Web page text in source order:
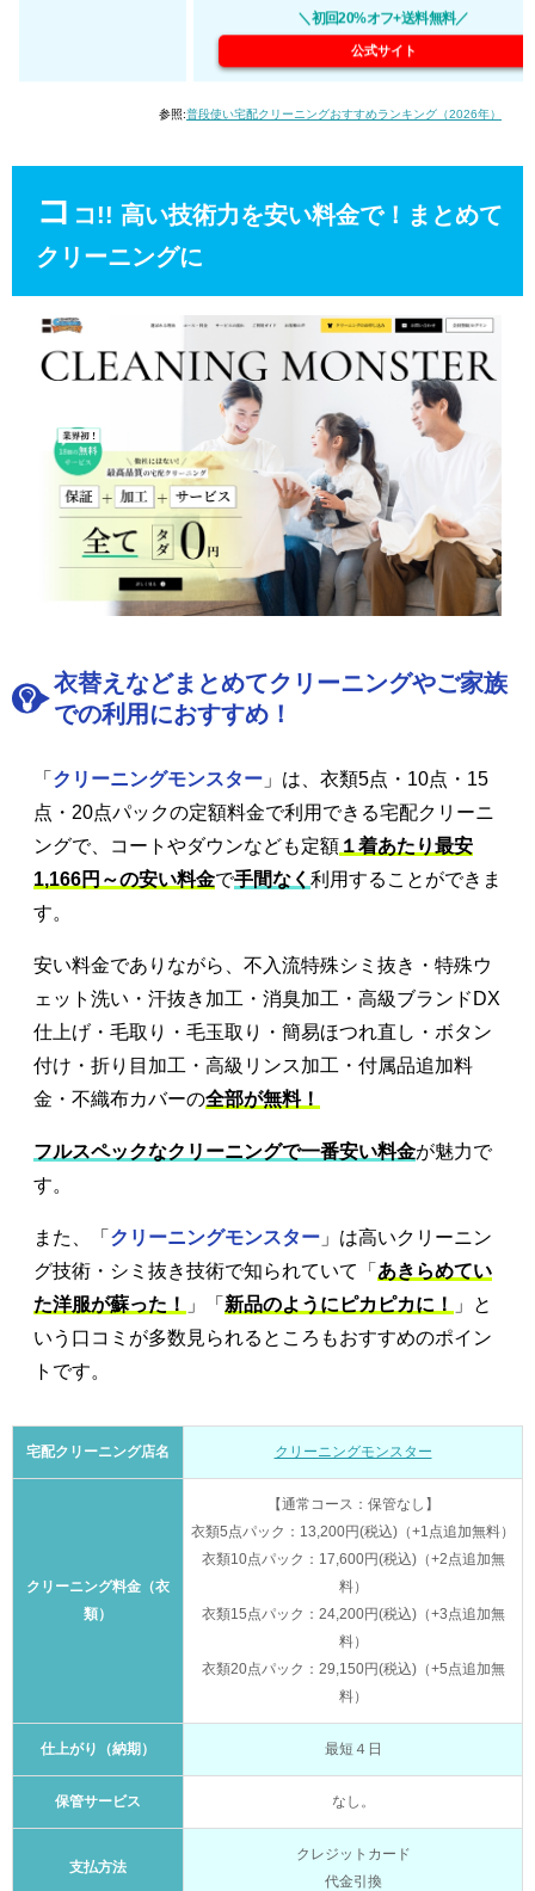
＼初回20%オフ+送料無料／
公式サイト
参照:普段使い宅配クリーニングおすすめランキング（2026年）
コ コ!! 高い技術力を安い料金で！まとめて
クリーニングに
衣替えなどまとめてクリーニングやご家族
での利用におすすめ！
「 クリーニングモンスター 」は、衣類5点・10点・15
点・20点パックの定額料金で利用できる宅配クリーニ
ングで、コートやダウンなども定額 １着あたり最安
1,166円～の安い料金で手間なく 利用することができま
す。
安い料金でありながら、不入流特殊シミ抜き・特殊ウ
ェット洗い・汗抜き加工・消臭加工・高級ブランドDX
仕上げ・毛取り・毛玉取り・簡易ほつれ直し・ボタン
付け・折り目加工・高級リンス加工・付属品追加料
金・不織布カバーの全部が無料！
フルスペックなクリーニングで一番安い料金が魅力で
す。
また、「 クリーニングモンスター 」は高いクリーニン
グ技術・シミ抜き技術で知られていて「 あきらめてい
た洋服が蘇った！
」「 新品のようにピカピカに！
」と
いう口コミが多数見られるところもおすすめのポイン
トです。
宅配クリーニング店名 クリーニングモンスター
クリーニング料金（衣
類）
【通常コース：保管なし】
衣類5点パック：13,200円(税込)（+1点追加無料）
衣類10点パック：17,600円(税込)（+2点追加無
料）
衣類15点パック：24,200円(税込)（+3点追加無
料）
衣類20点パック：29,150円(税込)（+5点追加無
料）
仕上がり（納期） 最短４日
保管サービス なし。
支払方法
クレジットカード
代金引換